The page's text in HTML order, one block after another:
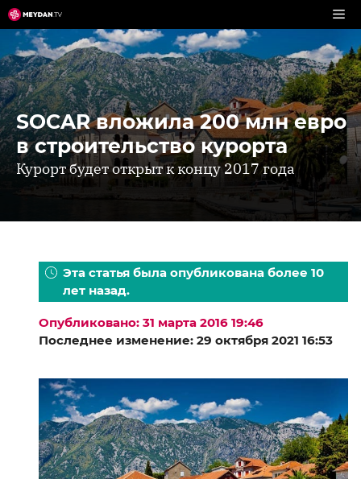
Перейти
к
содержимому
SOCAR вложила 200 млн евро
в строительство курорта
Курорт будет открыт к концу 2017 года
Эта статья была опубликована более 10
лет назад.
Опубликовано: 31 марта 2016 19:46
Последнее изменение: 29 октября 2021 16:53